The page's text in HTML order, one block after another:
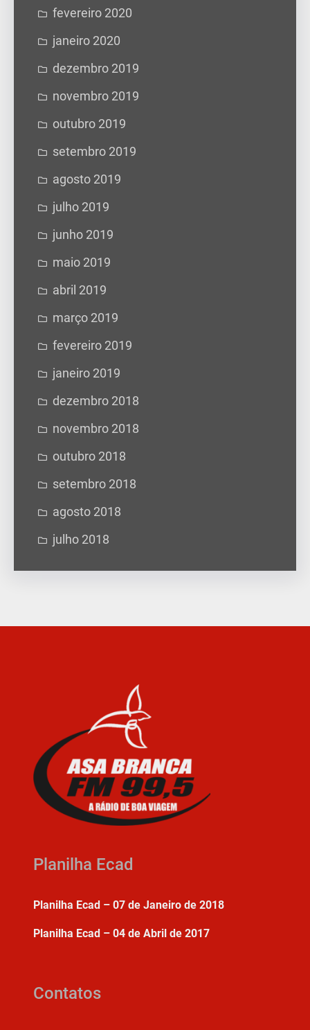
fevereiro 2020
janeiro 2020
dezembro 2019
novembro 2019
outubro 2019
setembro 2019
agosto 2019
julho 2019
junho 2019
maio 2019
abril 2019
março 2019
fevereiro 2019
janeiro 2019
dezembro 2018
novembro 2018
outubro 2018
setembro 2018
agosto 2018
julho 2018
Planilha Ecad
Planilha Ecad – 07 de Janeiro de 2018
Planilha Ecad – 04 de Abril de 2017
Contatos